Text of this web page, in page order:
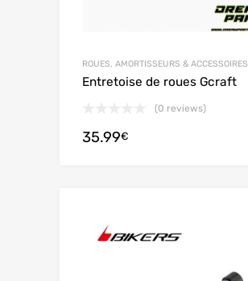
ROUES, AMORTISSEURS & ACCESSOIRES
Entretoise de roues Gcraft
(0 reviews)
35.99€